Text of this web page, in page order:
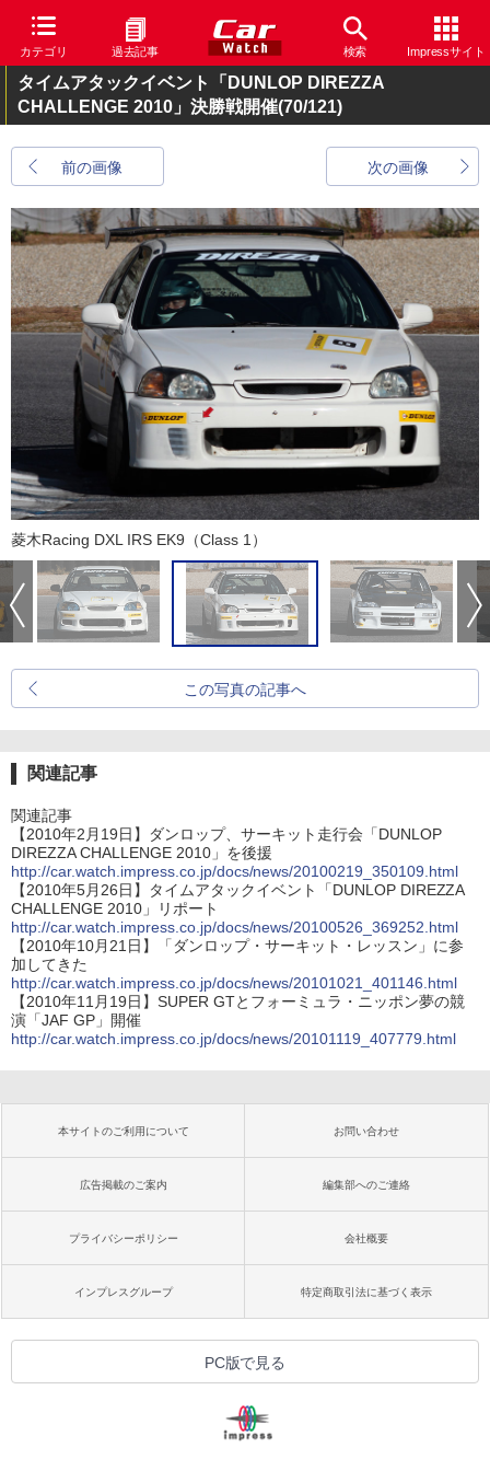
カテゴリ 過去記事 検索 Impressサイト
タイムアタックイベント「DUNLOP DIREZZA
CHALLENGE 2010」決勝戦開催(70/121)
前の画像 次の画像
菱木Racing DXL IRS EK9（Class 1）
この写真の記事へ
関連記事
関連記事
【2010年2月19日】ダンロップ、サーキット走行会「DUNLOP
DIREZZA CHALLENGE 2010」を後援
http://car.watch.impress.co.jp/docs/news/20100219_350109.html
【2010年5月26日】タイムアタックイベント「DUNLOP DIREZZA
CHALLENGE 2010」リポート
http://car.watch.impress.co.jp/docs/news/20100526_369252.html
【2010年10月21日】「ダンロップ・サーキット・レッスン」に参
加してきた
http://car.watch.impress.co.jp/docs/news/20101021_401146.html
【2010年11月19日】SUPER GTとフォーミュラ・ニッポン夢の競
演「JAF GP」開催
http://car.watch.impress.co.jp/docs/news/20101119_407779.html
本サイトのご利用について お問い合わせ
広告掲載のご案内 編集部へのご連絡
プライバシーポリシー 会社概要
インプレスグループ 特定商取引法に基づく表示
PC版で見る